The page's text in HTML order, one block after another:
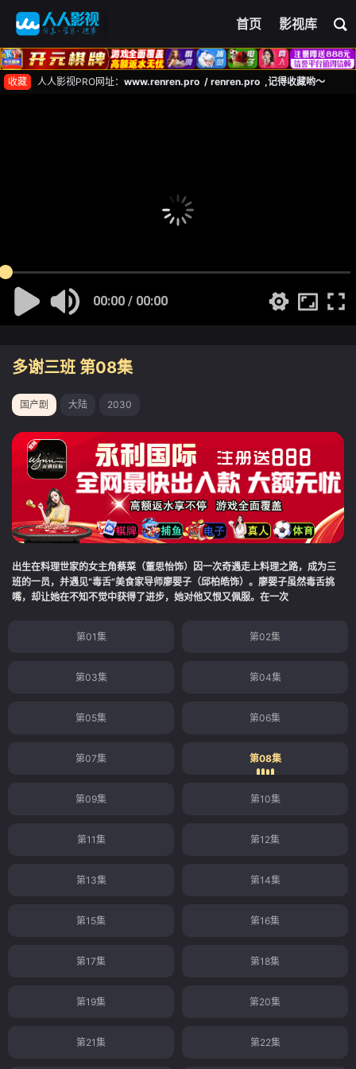
首页 影视库
收藏 人人影视PRO网址： www.renren.pro / renren.pro ,记得收藏哟～
00:00 / 00:00
多谢三班 第08集
国产剧 大陆 2030
出生在料理世家的女主角蔡菜（董思怡饰）因一次奇遇走上料理之路，成为三
班的一员，并遇见“毒舌”美食家导师廖婴子（邱柏皓饰）。廖婴子虽然毒舌挑
嘴，却让她在不知不觉中获得了进步，她对他又恨又佩服。在一次
第01集 第02集
第03集 第04集
第05集 第06集
第07集 第08集
第09集 第10集
第11集 第12集
第13集 第14集
第15集 第16集
第17集 第18集
第19集 第20集
第21集 第22集